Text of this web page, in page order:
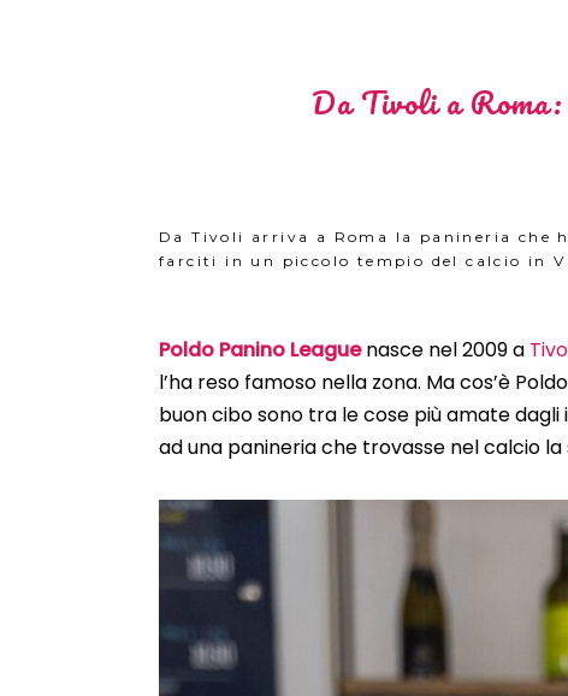
Da Tivoli a
Da Tivoli arriva a Roma la panineria che
farciti in un piccolo tempio del calcio in
Poldo Panino Leaguenasce nel 2009 a
l’ha reso famoso nella zona. Ma cos’è
buon cibosono tra le cose più amate
ad una panineria che trovasse nel calcio